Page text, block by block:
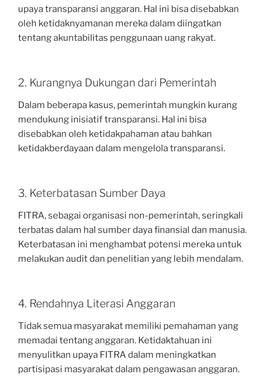
upaya transparansi anggaran. Hal ini bisa disebabkan
oleh ketidaknyamanan mereka dalam diingatkan
tentang akuntabilitas penggunaan uang rakyat.
2. Kurangnya Dukungan dari Pemerintah
Dalam beberapa kasus, pemerintah mungkin kurang
mendukung inisiatif transparansi. Hal ini bisa
disebabkan oleh ketidakpahaman atau bahkan
ketidakberdayaan dalam mengelola transparansi.
3. Keterbatasan Sumber Daya
FITRA, sebagai organisasi non-pemerintah, seringkali
terbatas dalam hal sumber daya finansial dan manusia.
Keterbatasan ini menghambat potensi mereka untuk
melakukan audit dan penelitian yang lebih mendalam.
4. Rendahnya Literasi Anggaran
Tidak semua masyarakat memiliki pemahaman yang
memadai tentang anggaran. Ketidaktahuan ini
menyulitkan upaya FITRA dalam meningkatkan
partisipasi masyarakat dalam pengawasan anggaran.